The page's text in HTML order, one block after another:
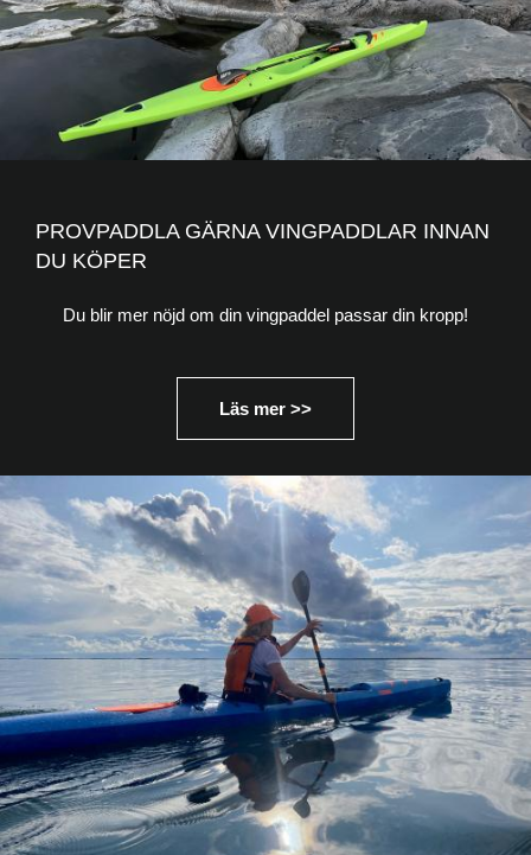
PROVPADDLA GÄRNA VINGPADDLAR INNAN
DU KÖPER
Du blir mer nöjd om din vingpaddel passar din kropp!
Läs mer >>